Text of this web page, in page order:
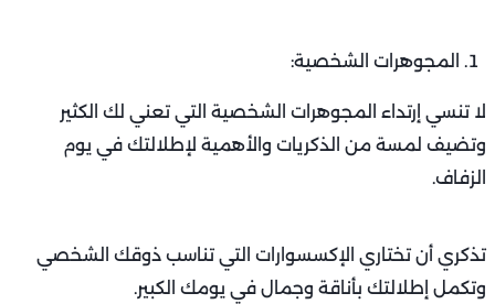
المجوهرات الشخصية:
لا تنسي إرتداء المجوهرات الشخصية التي تعني لك الكثير
وتضيف لمسة من الذكريات والأهمية لإطلالتك في يوم
الزفاف.
تذكري أن تختاري الإكسسوارات التي تناسب ذوقك الشخصي
وتكمل إطلالتك بأناقة وجمال في يومك الكبير.